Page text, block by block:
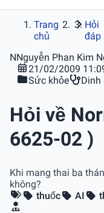
Trang
chủ
Hỏi
đáp
NNguyễn Phan Kim
21/02/2009
Sức khỏe
Hỏi về
6625-02 )
Khi mang thai ba
không?
thuốc
AI